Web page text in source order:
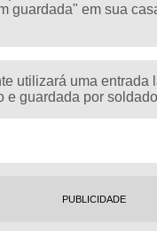
guardada" em sua
utilizará uma entrada
e guardada por
PUBLICIDADE